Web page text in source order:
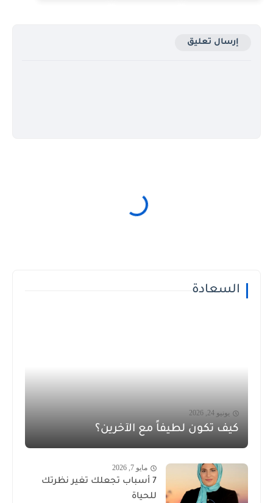
إرسال تعليق
السعادة
يونيو 24, 2026
كيف تكون لطيفاً مع الآخرين؟
مايو 7, 2026
7 أسباب تجعلك تغير نظرتك
للحياة